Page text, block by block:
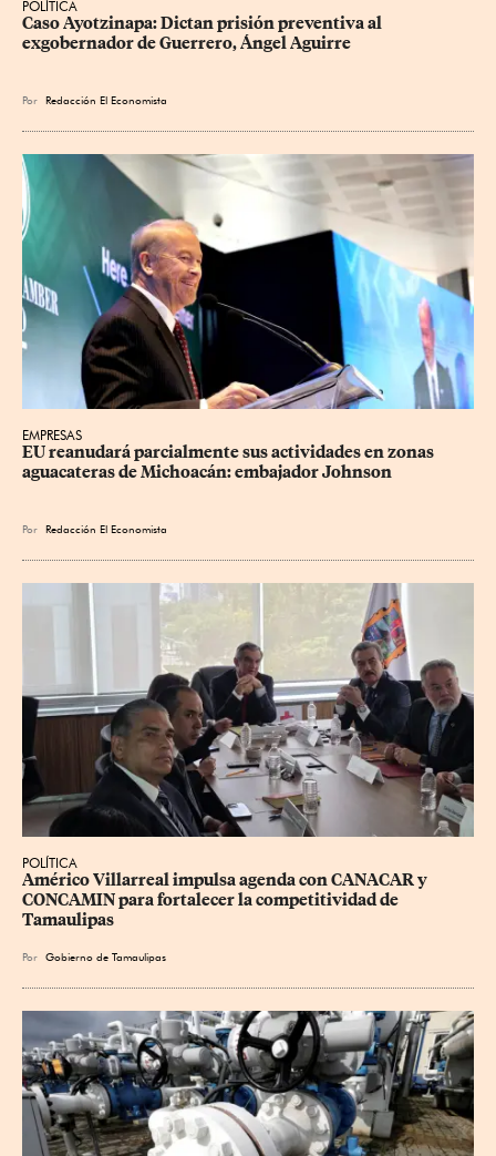
POLÍTICA
Caso Ayotzinapa: Dictan prisión preventiva al
exgobernador de Guerrero, Ángel Aguirre
Por Redacción El Economista
EMPRESAS
EU reanudará parcialmente sus actividades en zonas
aguacateras de Michoacán: embajador Johnson
Por Redacción El Economista
POLÍTICA
Américo Villarreal impulsa agenda con CANACAR y
CONCAMIN para fortalecer la competitividad de
Tamaulipas
Por Gobierno de Tamaulipas